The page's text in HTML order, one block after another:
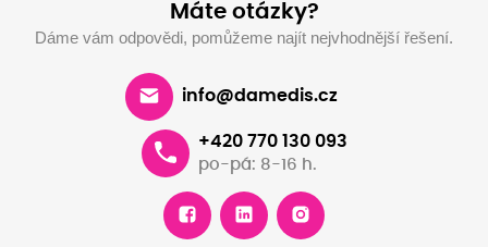
Máte otázky?
Dáme vám odpovědi, pomůžeme najít nejvhodnější řešení.
info@damedis.cz
+420 770 130 093
po-pá: 8-16 h.